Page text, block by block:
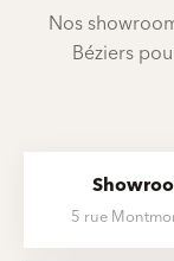
Nos
Béziers
5 rue